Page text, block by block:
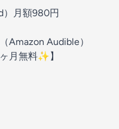
月額980円
Amazon Audible）
月無料✨】